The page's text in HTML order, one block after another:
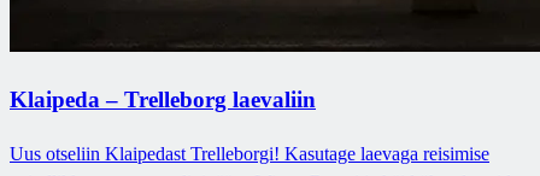
Klaipeda – Trelleborg laevaliin
Uus otseliin Klaipedast Trelleborgi! Kasutage laevaga reisimise